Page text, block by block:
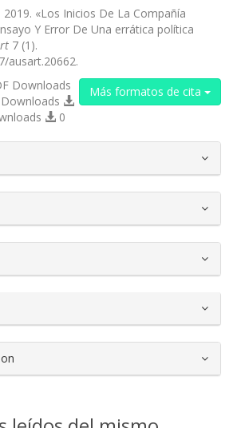
«Los Inicios De La Compañía
Y Error De Una errática política
7 (1).
ausart.20662.
Más formatos de cita
Downloads
0